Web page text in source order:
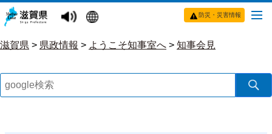
防災・災害情報
滋賀県 > 県政情報 > ようこそ知事室へ > 知事会見